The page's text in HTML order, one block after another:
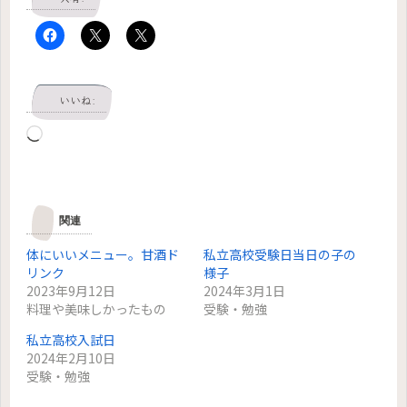
いいね:
読
中…
関連
体にいいメニュー。甘酒ド
リンク
2023年9月12日
料理や美味しかったもの
私立高校受験日当日の子の
様子
2024年3月1日
受験・勉強
私立高校入試日
2024年2月10日
受験・勉強